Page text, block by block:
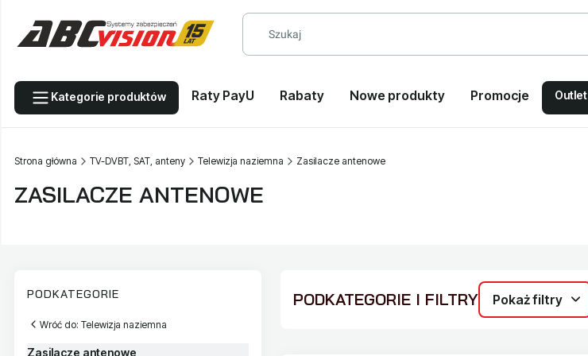
Kategorie produktów Raty PayU Rabaty Nowe produkty Promocje Outlet
Strona główna TV-DVBT, SAT, anteny Telewizja naziemna Zasilacze antenowe
ZASILACZE ANTENOWE
PODKATEGORIE
Wróć do: Telewizja naziemna
Zasilacze antenowe
PODKATEGORIE I FILTRY Pokaż filtry